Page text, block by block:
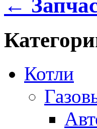
←
Котли